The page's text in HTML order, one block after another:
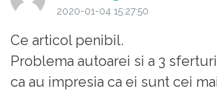
2020-01-04 15:27:50
Ce articol penibil.
Problema autoarei si a 3
ca au impresia ca ei sunt cei